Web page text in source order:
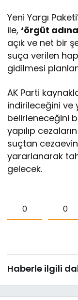
Yeni Yargı
ile,‘örgüt
açık ve net bir
suça verilen
gidilmesi
AK Parti
indirileceğini ve
belirleneceğini
yapılıp
suçtan
yararlanarak
gelecek.
0 0
Haberle ilgili